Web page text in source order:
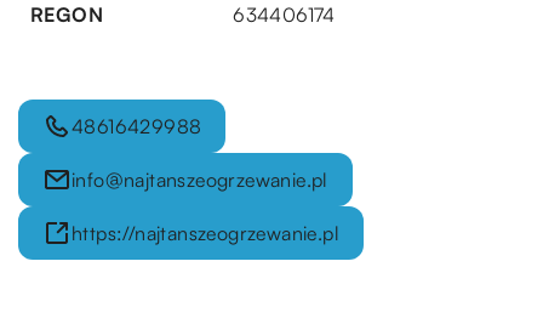
REGON 634406174
48616429988
info@najtanszeogrzewanie.pl
https://najtanszeogrzewanie.pl